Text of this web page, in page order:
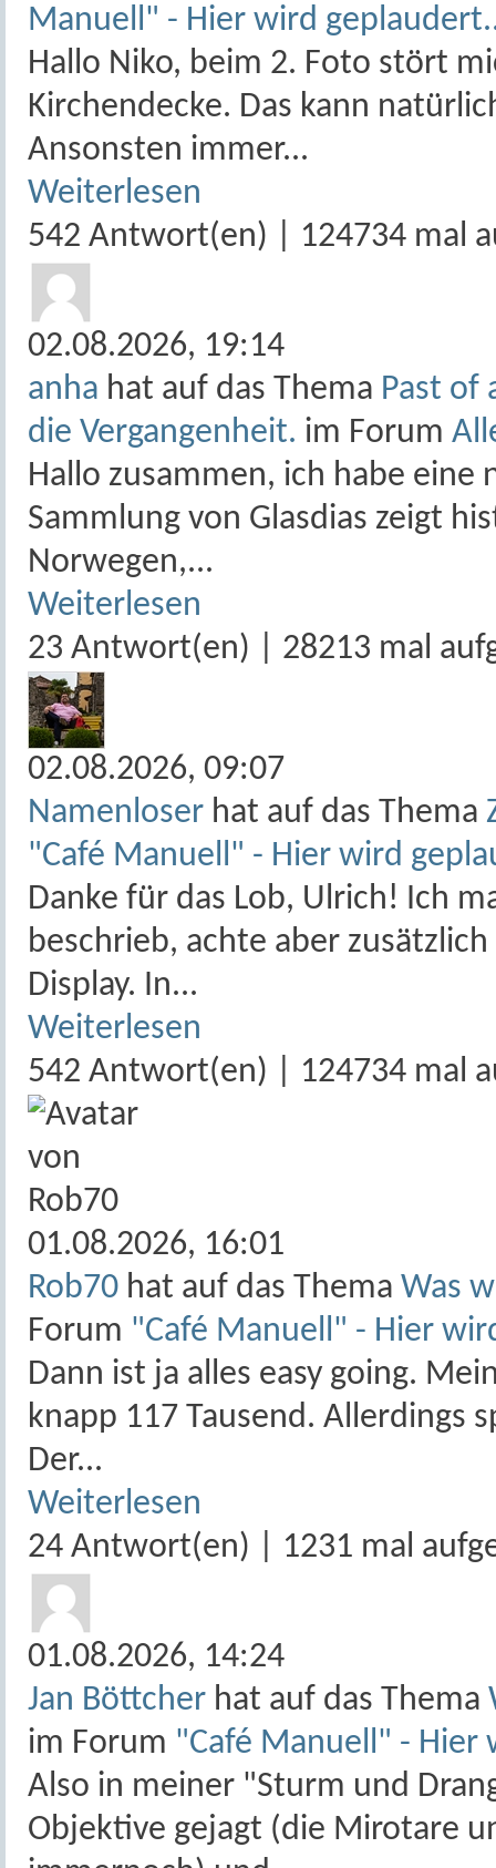
Manuell" - Hier wird
Hallo Niko, beim 2. Foto stört
Kirchendecke. Das kann
Ansonsten immer...
Weiterlesen
542 Antwort(en) | 124734 mal
02.08.2026, 19:14
anha hat auf das Thema Past of
die Vergangenheit. im Forum
Hallo zusammen, ich habe eine
Sammlung von Glasdias zeigt
Norwegen,...
Weiterlesen
23 Antwort(en) | 28213 mal
02.08.2026, 09:07
Namenloser hat auf das Thema
"Café Manuell" - Hier wird
Danke für das Lob, Ulrich! Ich
beschrieb, achte aber
Display. In...
Weiterlesen
542 Antwort(en) | 124734 mal
01.08.2026, 16:01
Rob70 hat auf das Thema Was
Forum "Café Manuell" - Hier
Dann ist ja alles easy going.
knapp 117 Tausend. Allerdings
Der...
Weiterlesen
24 Antwort(en) | 1231 mal
01.08.2026, 14:24
Jan Böttcher hat auf das Thema
im Forum "Café Manuell" - Hier
Also in meiner "Sturm und
Objektive gejagt (die Mirotare